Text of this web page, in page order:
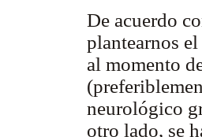
De acuerdo
plantearnos
al momento
neurológico
otro lado, se